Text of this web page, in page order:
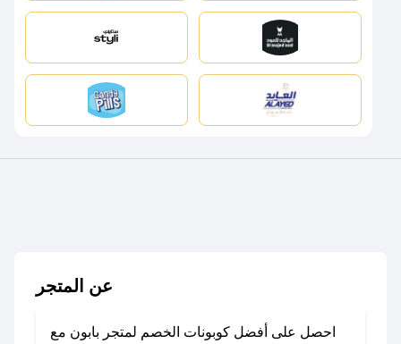
عن المتجر
احصل على أفضل كوبونات الخصم لمتجر بابون مع